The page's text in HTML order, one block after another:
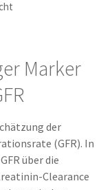
Marker
der
(GFR). In
über die
Clearance